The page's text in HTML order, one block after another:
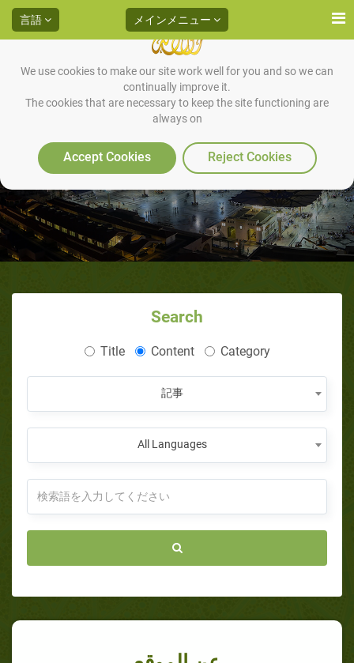
We use cookies to make our site work well for you and so we can
continually improve it.
The cookies that are necessary to keep the site functioning are
always on
Accept Cookies Reject Cookies
言語 メインメニュー
عن الموقع
Search
Title Content Category
記事
All Languages